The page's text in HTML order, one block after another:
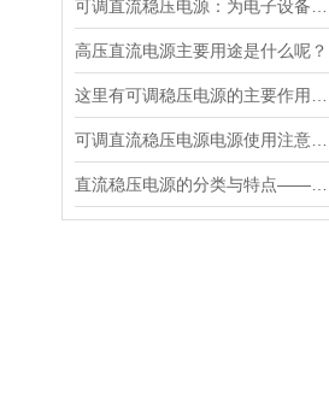
高压直流电源主要用途是什么呢？